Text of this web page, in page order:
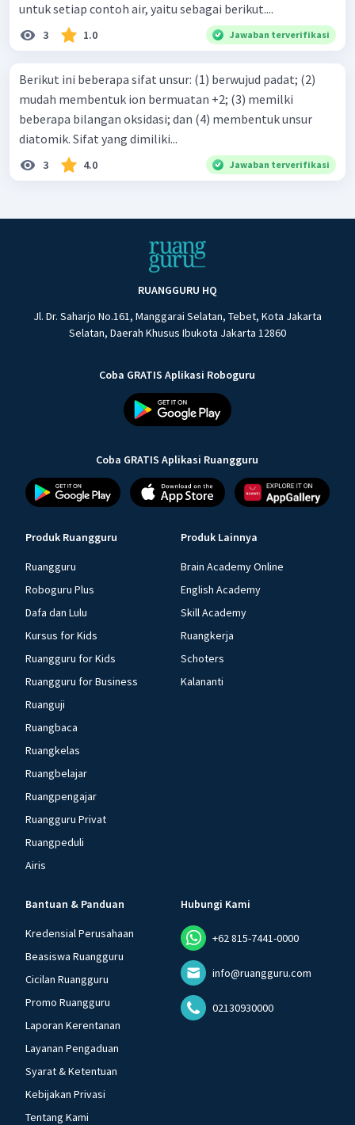
untuk setiap contoh air, yaitu sebagai berikut....
3 1.0 Jawaban terverifikasi
Berikut ini beberapa sifat unsur: (1) berwujud padat; (2)
mudah membentuk ion bermuatan +2; (3) memilki
beberapa bilangan oksidasi; dan (4) membentuk unsur
diatomik. Sifat yang dimiliki...
3 4.0 Jawaban terverifikasi
RUANGGURU HQ
Jl. Dr. Saharjo No.161, Manggarai Selatan, Tebet, Kota Jakarta
Selatan, Daerah Khusus Ibukota Jakarta 12860
Coba GRATIS Aplikasi Roboguru
Coba GRATIS Aplikasi Ruangguru
Produk Ruangguru
Ruangguru
Roboguru Plus
Dafa dan Lulu
Kursus for Kids
Ruangguru for Kids
Ruangguru for Business
Ruanguji
Ruangbaca
Ruangkelas
Ruangbelajar
Ruangpengajar
Ruangguru Privat
Ruangpeduli
Airis
Produk Lainnya
Brain Academy Online
English Academy
Skill Academy
Ruangkerja
Schoters
Kalananti
Bantuan & Panduan
Kredensial Perusahaan
Beasiswa Ruangguru
Cicilan Ruangguru
Promo Ruangguru
Laporan Kerentanan
Layanan Pengaduan
Syarat & Ketentuan
Kebijakan Privasi
Tentang Kami
Hubungi Kami
+62 815-7441-0000
info@ruangguru.com
02130930000